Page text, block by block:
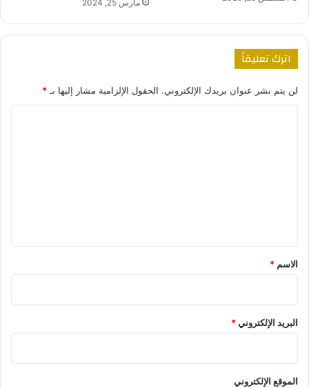
مارس 25, 2024
اترك تعليقاً
لن يتم نشر عنوان بريدك الإلكتروني. الحقول الإلزامية مشار إليها بـ*
*
الاسم *
البريد الإلكتروني*
الموقع الإلكتروني